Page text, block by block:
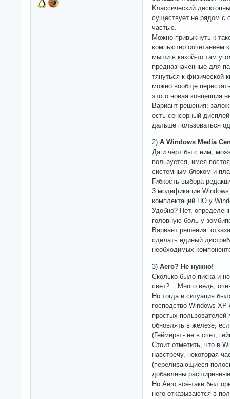
Классический
существует не рядом с
частью.
Можно привыкнуть к
компьютер сочетанием
мыши в какой-то там
предназначенные для
тянуться к физической
можно вообще
этого новая концепция
Вариант решения:
есть сенсорный
дальше пользоваться
2) А Windows Media
Да и чёрт бы с ним,
пользуется, имея
системным блоком и
Гибкость выбора
3 модификации
комплектаций ПО у
Удобно? Нет,
головную боль у
Вариант решения:
сделать единый
необходимых
3) Aero? Не нужно!
Сколько было писка и
свет?... Много ведь,
Но тогда и ситуация
господство Windows
простых пользователей
обновлять в железе,
(Геймеры - не в счёт,
Стоит отметить, что в
навстречу, некоторая
(переливающиеся
добавлены
Но Aero всё-таки был
него отказываются в